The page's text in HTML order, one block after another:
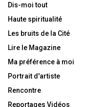
Dis-moi tout
Haute spiritualité
Les bruits de la Cité
Lire le Magazine
Ma préférence à moi
Portrait d'artiste
Rencontre
Reportages Vidéos